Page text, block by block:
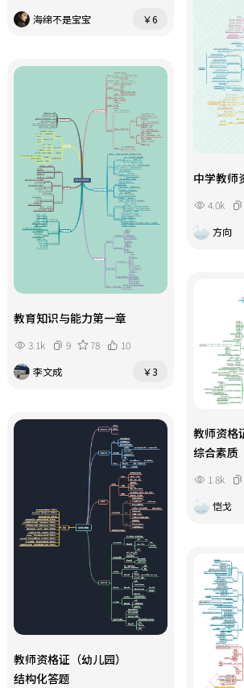
海绵不是宝宝
￥6
中学教师
4.0k
方向
教育知识与能力第一章
3.1k 9 78
10
李文成
￥3
教师资格
综合素质
1.8k
恺戈
教师资格证（幼儿园）
结构化答题